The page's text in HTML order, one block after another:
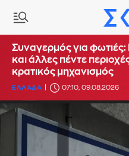
Συναγερμός για φωτιές:
και άλλες πέντε
κρατικός μηχανισμός
ΕΛΛΑΔΑ 07:10, 09.08.2026